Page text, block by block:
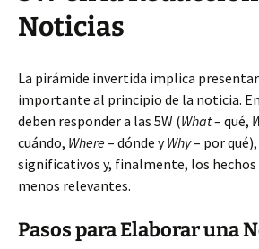
Noticias
La pirámide invertida implica
importante al principio de la noticia.
deben responder a las 5W (What– qué,
cuándo, Where– dónde yWhy– por qué),
significativos y, finalmente, los
menos relevantes.
Pasos para Elaborar una